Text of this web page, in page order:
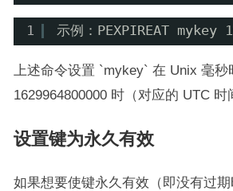
1 示例：PEXPIREAT mykey
上述命令设置 `mykey` 在 Unix 毫秒
1629964800000 时（对应的 UTC 时
设置键为永久有效
如果想要使键永久有效（即没有过